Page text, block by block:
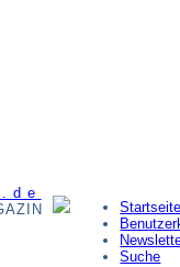
Startseite
Suche